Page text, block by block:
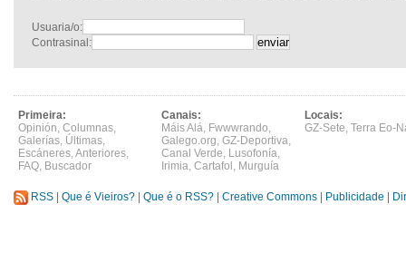
Usuaria/o:
Contrasinal:
Primeira:
Opinión, Columnas,
Galerías, Últimas,
Escáneres,Anteriores,
FAQ, Buscador
Canais:
Máis Alá, Fwwwrando,
Galego.org, GZ-Deportiva,
Canal Verde, Lusofonía,
Irimia, Cartafol , Murguía
Locais:
GZ-Sete, Terra Eo-
RSS Que é Vieiros? Que é o RSS? Creative Commons Publicidade